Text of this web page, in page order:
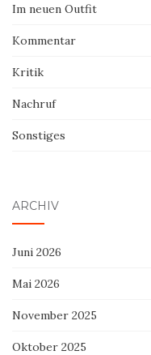
Im neuen Outfit
Kommentar
Kritik
Nachruf
Sonstiges
ARCHIV
Juni 2026
Mai 2026
November 2025
Oktober 2025